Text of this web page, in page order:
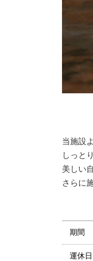
当施設
しっと
美しい
さらに
期間
運休日